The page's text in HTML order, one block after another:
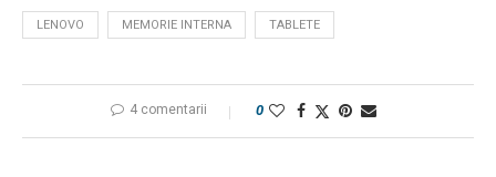
LENOVO MEMORIE INTERNA TABLETE
4 comentarii 0